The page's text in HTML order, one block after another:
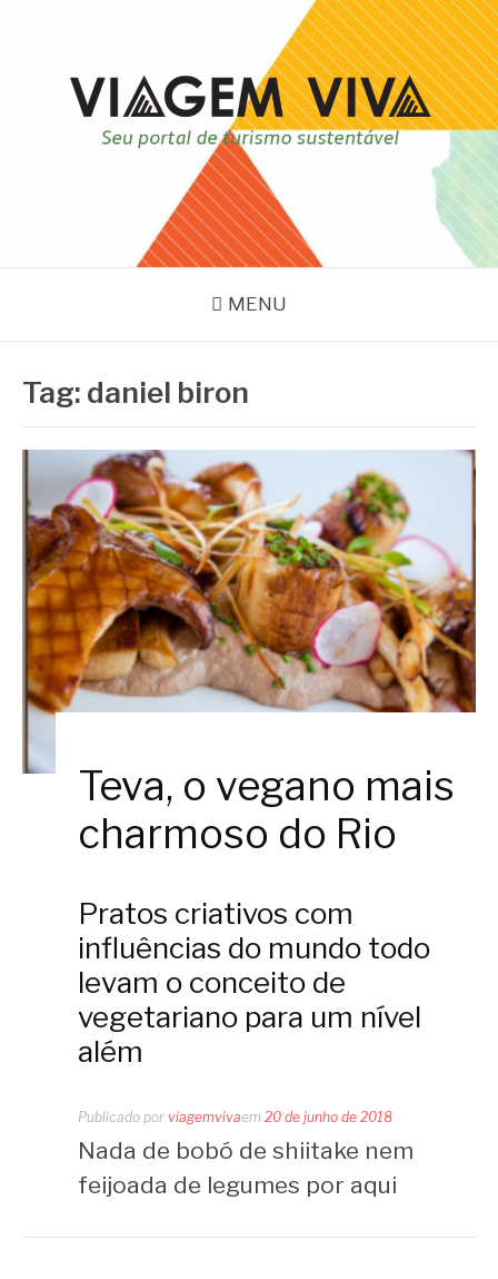
VIAGEM VIVA
Seu portal de turismo sustentável
MENU
Tag: daniel biron
Teva, o vegano mais
charmoso do Rio
Pratos criativos com
influências do mundo todo
levam o conceito de
vegetariano para um nível
além
Publicado por viagemvivaem 20 de junho de 2018
Nada de bobó de shiitake nem
feijoada de legumes por aqui